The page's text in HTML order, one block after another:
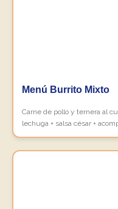
Menú Burrito Mixto
Carne de pollo y ternera al
lechuga + salsa césar +